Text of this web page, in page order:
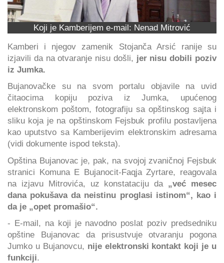
Koji je Kamberijem e-mail: Nenad Mitrović
Kamberi i njegov zamenik Stojanča Arsić ranije su
izjavili da na otvaranje nisu došli, jer nisu dobili poziv
iz Jumka.
Bujanovačke su na svom portalu objavile na uvid
čitaocima kopiju poziva iz Jumka, upućenog
elektronskom poštom, fotografiju sa opštinskog sajta i
sliku koja je na opštinskom Fejsbuk profilu postavljena
kao uputstvo sa Kamberijevim elektronskim adresama
(vidi dokumente ispod teksta).
Opština Bujanovac je, pak, na svojoj zvaničnoj Fejsbuk
stranici Komuna E Bujanocit-Faqja Zyrtare, reagovala
na izjavu Mitrovića, uz konstataciju da „već mesec
dana pokušava da neistinu proglasi istinom“, kao i
da je „opet promašio“.
- E-mail, na koji je navodno poslat poziv predsedniku
opštine Bujanovac da prisustvuje otvaranju pogona
Jumko u Bujanovcu, nije elektronski kontakt koji je u
funkciji.